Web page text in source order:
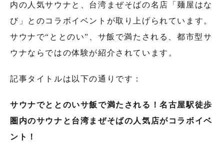
内の人気サウナと、台湾まぜそばの名店「麺屋はな
び」とのコラボイベントが取り上げられています。
サウナで“ととのい”、サ飯で満たされる、都市型サ
ウナならではの体験が紹介されています。
記事タイトルは以下の通りです：
サウナでととのいサ飯で満たされる！名古屋駅徒歩
圏内のサウナと台湾まぜそばの人気店がコラボイベ
ント！